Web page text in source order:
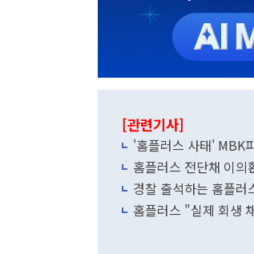
[관련기사]
'홈플러스 사태' MBK
홈플러스 전단채 이의
경찰 출석하는 홈플러
홈플러스 "실제 회생